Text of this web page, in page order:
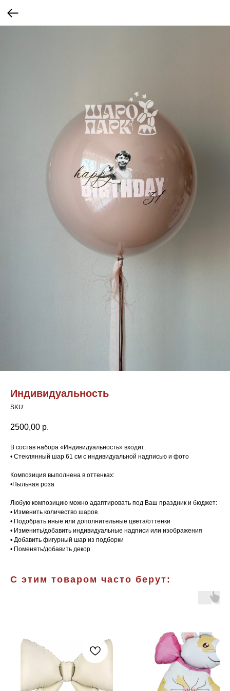
Индивидуальность
SKU:
2500,00 р.
В состав набора «Индивидуальность» входит:
• Стеклянный шар 61 см с индивидуальной надписью и фото
Композиция выполнена в оттенках:
•Пыльная роза
Любую композицию можно адаптировать под Ваш праздник и бюджет:
• Изменить количество шаров
• Подобрать иные или дополнительные цвета/оттенки
• Изменить/добавить индивидуальные надписи или изображения
• Добавить фигурный шар из подборки
• Поменять/добавить декор
С этим товаром часто берут: